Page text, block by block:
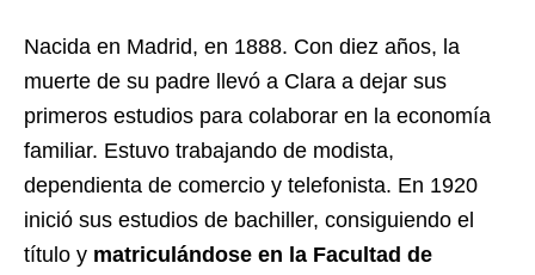
Nacida en Madrid, en 1888. Con diez años, la
muerte de su padre llevó a Clara a dejar sus
primeros estudios para colaborar en la economía
familiar. Estuvo trabajando de modista,
dependienta de comercio y telefonista. En 1920
inició sus estudios de bachiller, consiguiendo el
título y matriculándose en la Facultad de